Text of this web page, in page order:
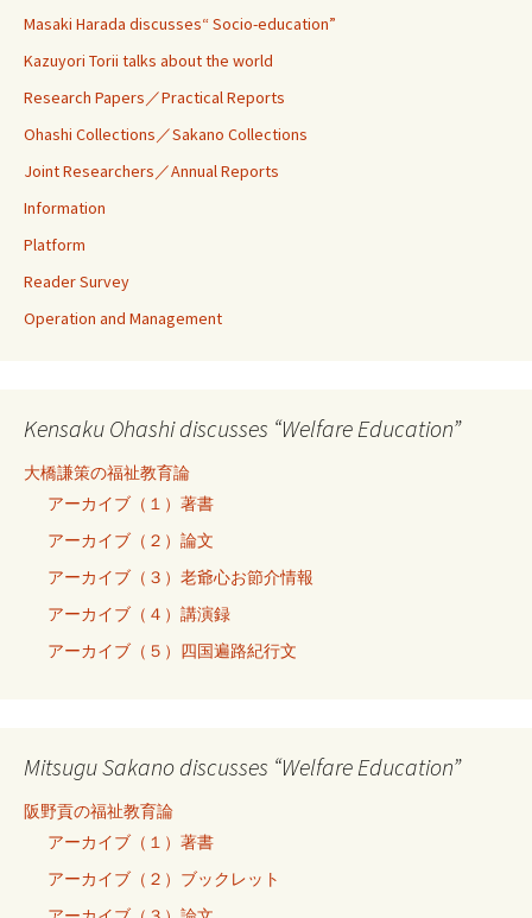
Masaki Harada discusses“ Socio-education”
Kazuyori Torii talks about the world
Research Papers／Practical Reports
Ohashi Collections／Sakano Collections
Joint Researchers／Annual Reports
Information
Platform
Reader Survey
Operation and Management
Kensaku Ohashi discusses “Welfare Education”
大橋謙策の福祉教育論
アーカイブ（１）著書
アーカイブ（２）論文
アーカイブ（３）老爺心お節介情報
アーカイブ（４）講演録
アーカイブ（５）四国遍路紀行文
Mitsugu Sakano discusses “Welfare Education”
阪野貢の福祉教育論
アーカイブ（１）著書
アーカイブ（２）ブックレット